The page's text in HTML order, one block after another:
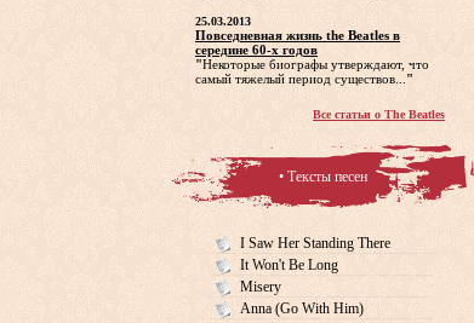
25.03.2013
Повседневная жизнь the Beatles в
середине 60-х годов
"Некоторые биографы утверждают, что
самый тяжелый период существов... "
Все статьи о The Beatles
• Тексты песен
I Saw Her Standing There
It Won't Be Long
Misery
Anna (Go With Him)